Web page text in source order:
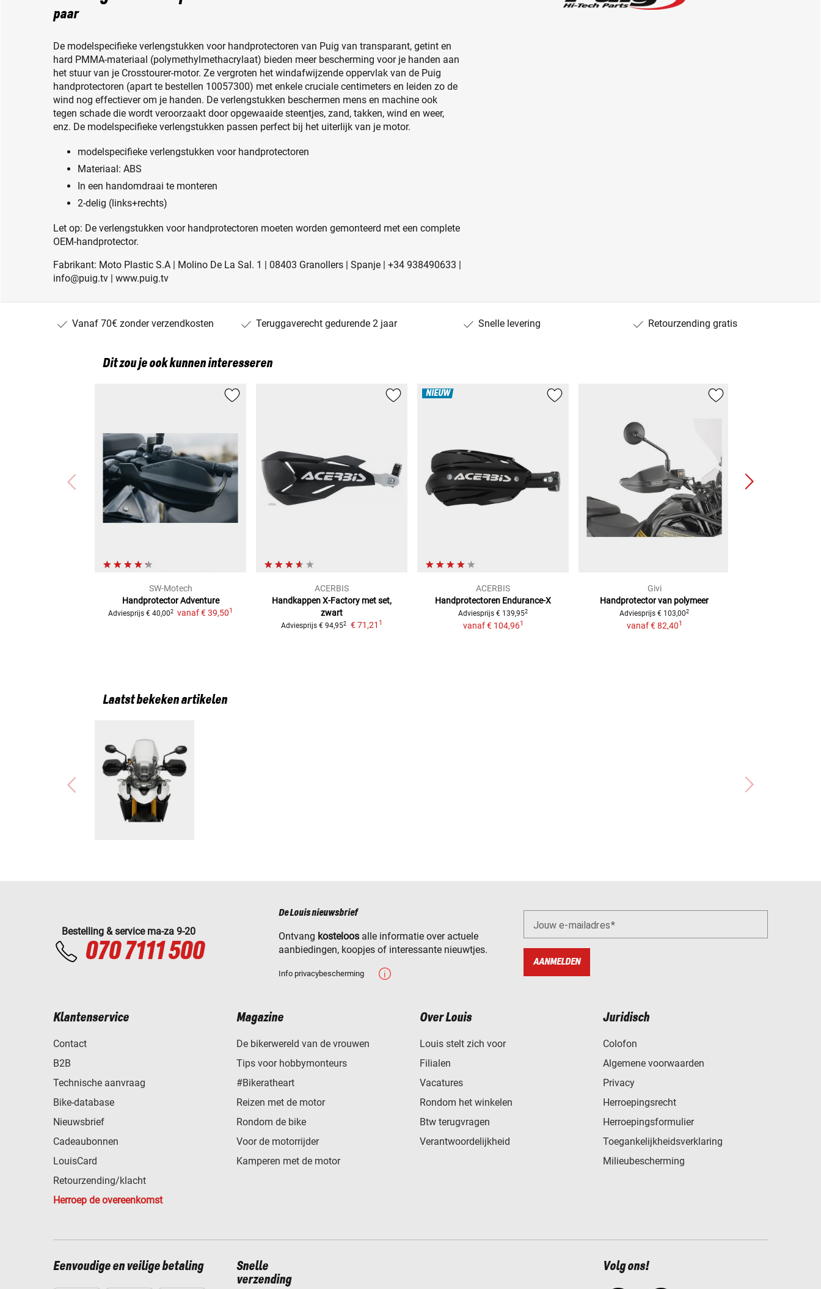
paar
De modelspecifieke verlengstukken voor handprotectoren van Puig van transparant, getint en
hard PMMA-materiaal (polymethylmethacrylaat) bieden meer bescherming voor je handen aan
het stuur van je Crosstourer-motor. Ze vergroten het windafwijzende oppervlak van de Puig
handprotectoren (apart te bestellen 10057300) met enkele cruciale centimeters en leiden zo de
wind nog effectiever om je handen. De verlengstukken beschermen mens en machine ook
tegen schade die wordt veroorzaakt door opgewaaide steentjes, zand, takken, wind en weer,
enz. De modelspecifieke verlengstukken passen perfect bij het uiterlijk van je motor.
modelspecifieke verlengstukken voor handprotectoren
Materiaal: ABS
In een handomdraai te monteren
2-delig (links+rechts)
Let op: De verlengstukken voor handprotectoren moeten worden gemonteerd met een complete
OEM-handprotector.
Fabrikant: Moto Plastic S.A | Molino De La Sal. 1 | 08403 Granollers | Spanje | +34 938490633 |
info@puig.tv | www.puig.tv
Vanaf 70€ zonder verzendkosten Teruggaverecht gedurende 2 jaar Snelle levering Retourzending gratis
Dit zou je ook kunnen interesseren
SW-Motech
Handprotector Adventure
Adviesprijs € 40,002 vanaf€ 39,501
ACERBIS
Handkappen X-Factory met set,
zwart
Adviesprijs € 94,952 € 71,21 1
NIEUW
ACERBIS
Handprotectoren Endurance-X
Adviesprijs € 139,952
vanaf € 104,961
Givi
Handprotector van polymeer
Adviesprijs € 103,002
vanaf € 82,401
Laatst bekeken artikelen
Bestelling & service ma-za 9-20
070 7111 500
De Louis nieuwsbrief
Ontvang kosteloos alle informatie over actuele
aanbiedingen, koopjes of interessante nieuwtjes.
Info privacybescherming
Jouw e-mailadres
AANMELDEN
Klantenservice
Contact
B2B
Technische aanvraag
Bike-database
Nieuwsbrief
Cadeaubonnen
LouisCard
Retourzending/klacht
Herroep de overeenkomst
Magazine
De bikerwereld van de vrouwen
Tips voor hobbymonteurs
#Bikeratheart
Reizen met de motor
Rondom de bike
Voor de motorrijder
Kamperen met de motor
Over Louis
Louis stelt zich voor
Filialen
Vacatures
Rondom het winkelen
Btw terugvragen
Verantwoordelijkheid
Juridisch
Colofon
Algemene voorwaarden
Privacy
Herroepingsrecht
Herroepingsformulier
Toegankelijkheidsverklaring
Milieubescherming
Eenvoudige en veilige betaling
Snelle
verzending
Volg ons!